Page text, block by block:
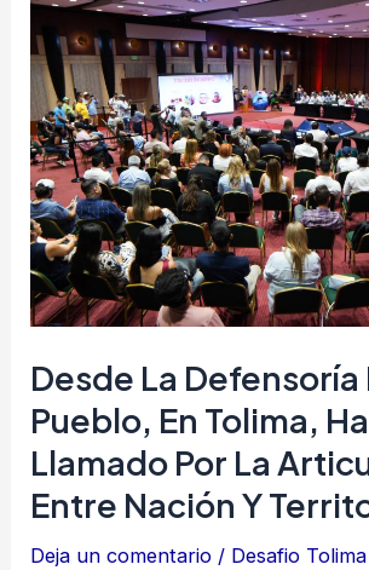
Desde La Defensoría
Pueblo, En Tolima,
Llamado Por La
Entre Nación Y
Deja un comentario / Desafio
Desde
la
Defensoría
del
Pueblo,
en
Tolima,
hacen
un
por
la
articulación
entre
Nación
y